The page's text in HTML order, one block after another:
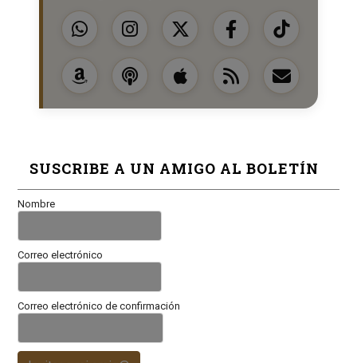
SUSCRIBE A UN AMIGO AL BOLETÍN
Nombre
Correo electrónico
Correo electrónico de confirmación